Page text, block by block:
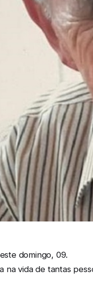
domingo, 09.
vida de tantas